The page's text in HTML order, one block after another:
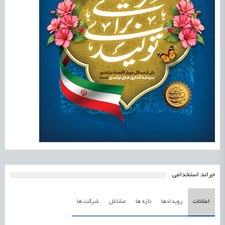
جرائد استخدامی
اعلانات رویدادها تازه ها مشاغل شرکت ها